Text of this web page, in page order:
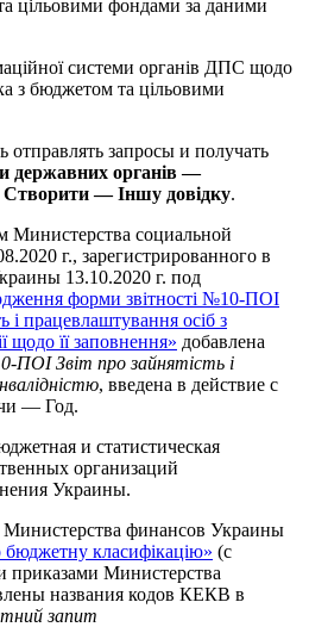
цільовими фондами за даними
системи органів ДПС щодо
з бюджетом та цільовими
отправлять запросы и получать
державних органів —
— Іншу довідку.
Министерства социальной
г., зарегистрированного в
13.10.2020 г. под
форми звітності №10-ПОІ
і працевлаштування осіб з
щодо її заповнення» добавлена
ПОІ Звіт про зайнятість і
, введена в действие с
— Год.
и статистическая
организаций
Украины.
Министерства финансов Украины
класифікацію» (с
Министерства
названия кодов КЕКВ в
запит